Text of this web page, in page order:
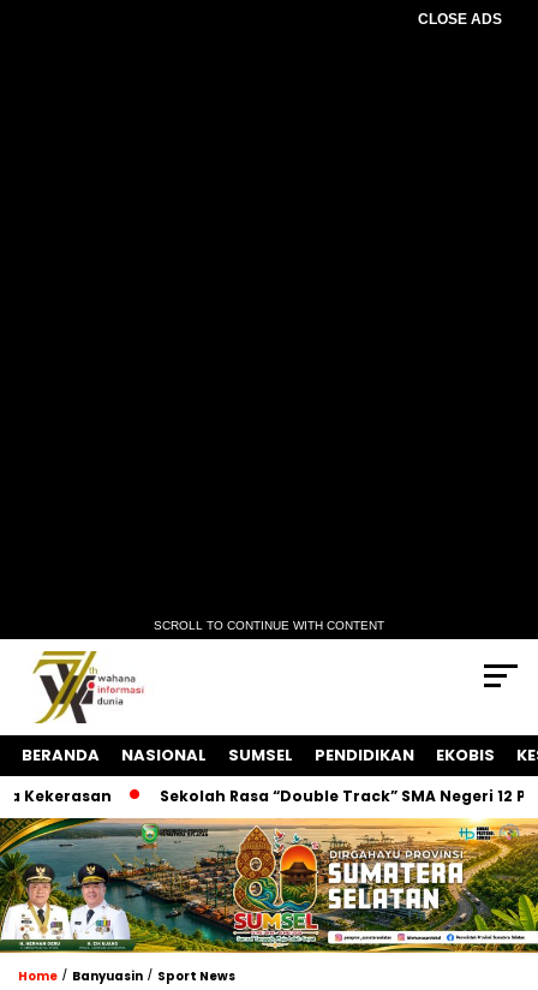
CLOSE ADS
SCROLL TO CONTINUE WITH CONTENT
BERANDA NASIONAL SUMSEL PENDIDIKAN EKOBIS
Sekolah Rasa “Double Track” SMA Negeri 12
Home / Banyuasin / Sport News